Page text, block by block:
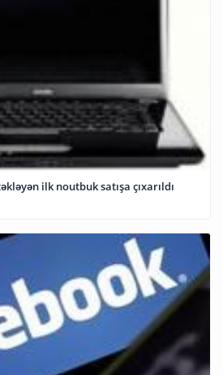
ilk noutbuk satışa çıxarıldı